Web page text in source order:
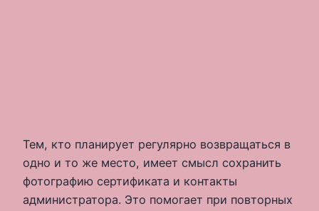
Тем, кто планирует регулярно возвращаться в
одно и то же место, имеет смысл сохранить
фотографию сертификата и контакты
администратора. Это помогает при повторных